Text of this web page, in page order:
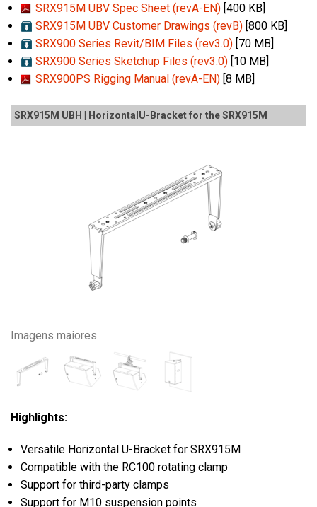
SRX915M UBV Spec Sheet (revA-EN) [400 KB]
SRX915M UBV Customer Drawings (revB) [800 KB]
SRX900 Series Revit/BIM Files (rev3.0) [70 MB]
SRX900 Series Sketchup Files (rev3.0) [10 MB]
SRX900PS Rigging Manual (revA-EN) [8 MB]
SRX915M UBH | HorizontalU-Bracket for the SRX915M
Imagens maiores
Highlights:
Versatile Horizontal U-Bracket for SRX915M
Compatible with the RC100 rotating clamp
Support for third-party clamps
Support for M10 suspension points